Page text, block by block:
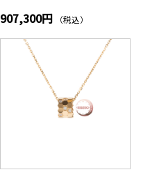
907,300円 （税込）